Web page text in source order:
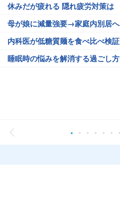
休みだが疲れる 隠れ疲労対策は
母が娘に減量強要→家庭内別居へ
内科医が低糖質麺を食べ比べ検証
睡眠時の悩みを解消する過ごし方